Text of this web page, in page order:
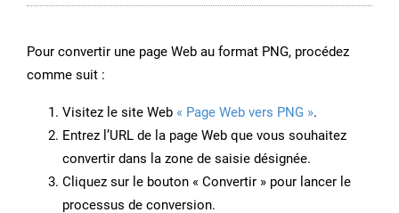
Pour convertir une page Web au format PNG, procédez
comme suit :
Visitez le site Web « Page Web vers PNG ».
Entrez l’URL de la page Web que vous souhaitez
convertir dans la zone de saisie désignée.
Cliquez sur le bouton « Convertir » pour lancer le
processus de conversion.